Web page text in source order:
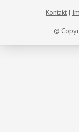
©
Kontakt